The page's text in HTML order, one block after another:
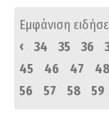
Εμφάνιση
‹
34 35 36
45
46 47 48
56
57 58 59